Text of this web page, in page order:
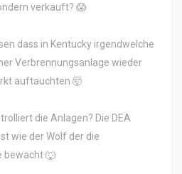
verkauft? 😱
dass in Kentucky irgendwelche
Verbrennungsanlage wieder
auftauchten 🤯
die Anlagen? Die DEA
wie der Wolf der die
bewacht 🐺